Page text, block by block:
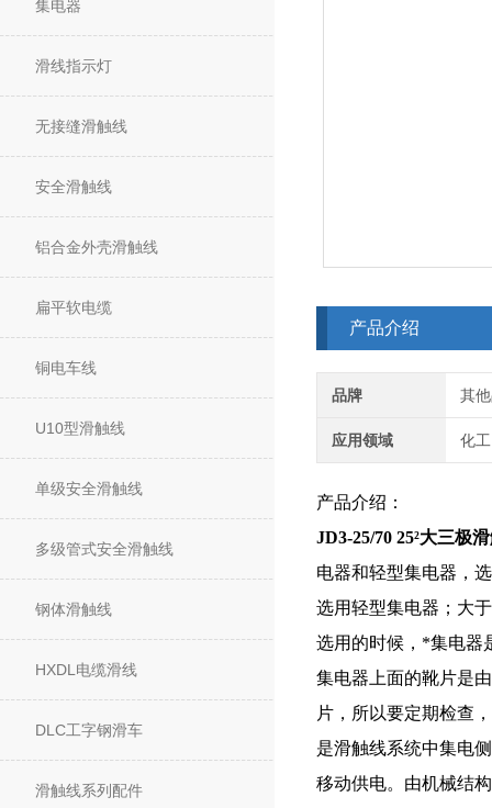
集电器
滑线指示灯
无接缝滑触线
安全滑触线
铝合金外壳滑触线
扁平软电缆
铜电车线
U10型滑触线
单级安全滑触线
多级管式安全滑触线
钢体滑触线
HXDL电缆滑线
DLC工字钢滑车
滑触线系列配件
产品介绍
品牌 其
应用领域 化
产品介绍：
JD3-25/70 25²大三极
电器和轻型集电器，
选用轻型集电器；大
选用的时候，*集电器
集电器上面的靴片是
片，所以要定期检查
是滑触线系统中集电
移动供电。由机械结